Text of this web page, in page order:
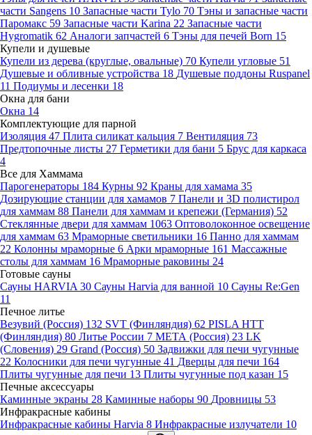
части Sangens 10 Запасные части Tylo 70 Тэны и запасные части
Паромакс 59 Запасные части Karina 22 Запасные части
Hygromatik 62 Аналоги запчастей 6 Тэны для печей Born 15
Купели и душевые
Купели из дерева (круглые, овальные) 70 Купели угловые 51
Душевые и обливные устройства 18 Душевые поддоны Ruspanel
11 Подиумы и лесенки 18
Окна для бани
Окна 14
Комплектующие для парной
Изоляция 47 Плита силикат кальция 7 Вентиляция 73
Предтопочные листы 27 Герметики для бани 5 Брус для каркаса
4
Все для Хаммама
Парогенераторы 184 Курны 92 Краны для хамама 35
Дозирующие станции для хамамов 7 Панели и 3D полистирол
для хаммам 88 Панели для хаммам и крепежи (Германия) 52
Стеклянные двери для хаммам 1063 Оптоволоконное освещение
для хаммам 63 Мраморные светильники 16 Панно для хаммам
22 Колонны мраморные 6 Арки мраморные 161 Массажные
столы для хаммам 16 Мраморные раковины 24
Готовые сауны
Сауны HARVIA 30 Сауны Harvia для ванной 10 Сауны Re:Gen
11
Печное литье
Везувий (Россия) 132 SVT (Финляндия) 62 PISLA HTT
(Финляндия) 80 Литье России 7 МЕТА (Россия) 23 LK
(Словения) 29 Grand (Россия) 50 Задвижки для печи чугунные
22 Колосники для печи чугунные 41 Дверцы для печи 164
Плиты чугунные для печи 13 Плиты чугунные под казан 15
Печные аксессуары
Каминные экраны 28 Каминные наборы 90 Дровницы 53
Инфракрасные кабины
Инфракрасные кабины Harvia 8 Инфракрасные излучатели 10